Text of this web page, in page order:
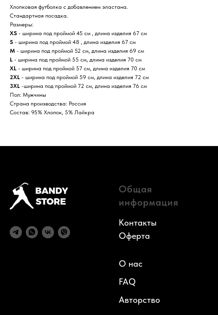
Хлопковая футболка с добавлением эластана.
Стандартная посадка.
Размеры:
XS - ширина под проймой 45 см , длина изделия 67 см
S - ширина под проймой 48 , длина изделия 67 см
M - ширина под проймой 52 см, длина изделия 69 см
L - ширина под проймой 55 см, длина изделия 70 см
XL - ширина под проймой 57 см, длина изделия 70 см
2XL - ширина под проймой 59 см, длина изделия 72 см
3XL -ширина под проймой 72 см, длина изделия 76 см
Пол: Мужчины
Страна производства: Россия
Состав: 95% Хлопок, 5% Лайкра
Общая
информация
Контакты
Оферта
О нас
FAQ
Авторство